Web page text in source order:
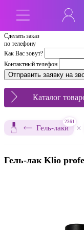
Сделать заказ
по телефону
Как Вас зовут?
Контактный телефон
Каталог
Гель-лаки
2361
×
Гель-лак Klio